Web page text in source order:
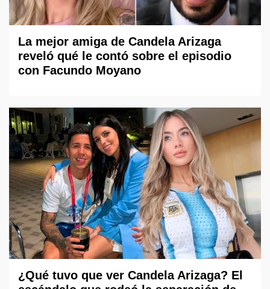
La mejor amiga de Candela Arizaga
reveló qué le contó sobre el episodio
con Facundo Moyano
¿Qué tuvo que ver Candela Arizaga? El